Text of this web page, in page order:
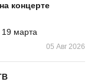
концерте
19 марта
05 Авг 2026